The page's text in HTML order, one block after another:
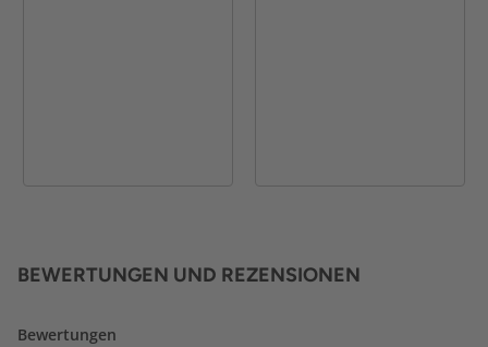
BEWERTUNGEN UND REZENSIONEN
Bewertungen